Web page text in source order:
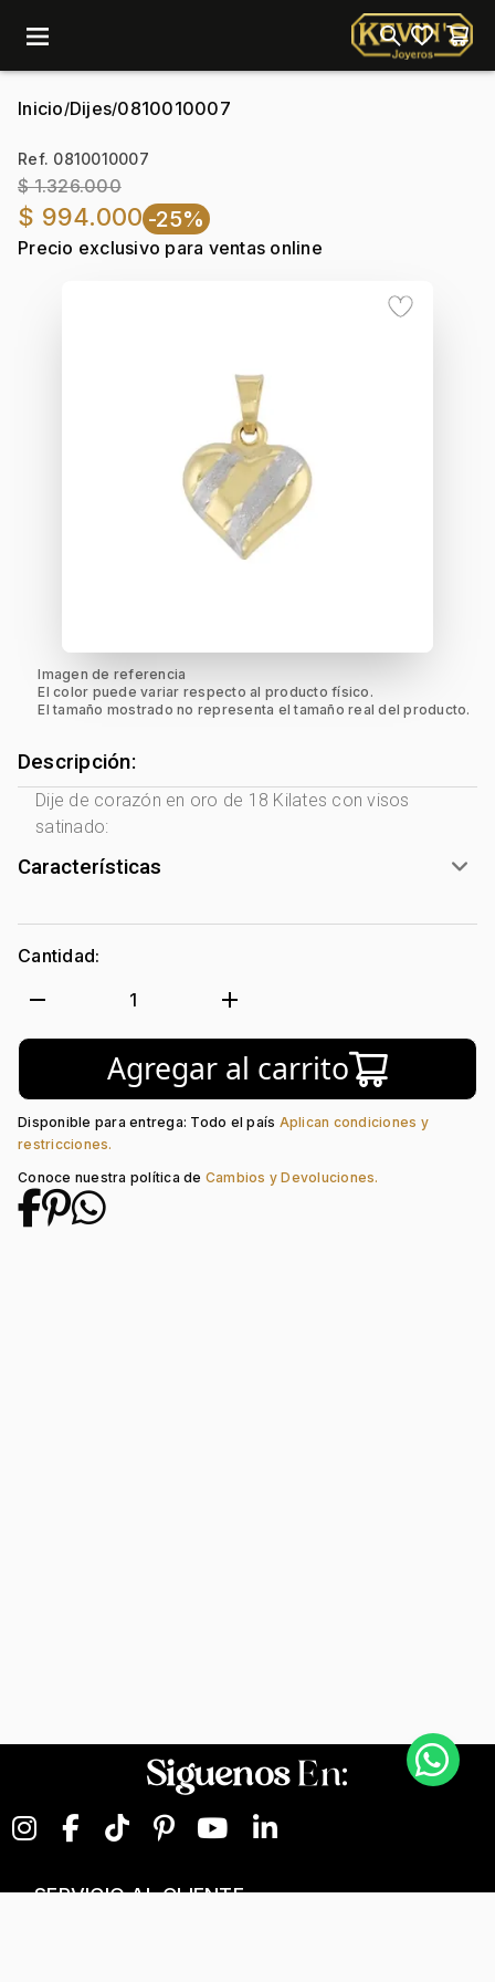
menu
Inicio/Dijes/0810010007
Ref. 0810010007
$ 1.326.000
$ 994.000 -25%
Precio exclusivo para ventas online
Imagen de referencia
El color puede variar respecto al producto físico.
El tamaño mostrado no representa el tamaño real del producto.
Descripción:
Dije de corazón en oro de 18 Kilates con visos
satinado:
Características
Género: Mujer
Tono Metal:
Metal: Oro 18 Kilates
Corazón
Colección: Ninguno
Cantidad:
remove 1 add
Agregar al carrito
Disponible para entrega: Todo el país Aplican condiciones y
restricciones.
Conoce nuestra política de Cambios y Devoluciones.
SiguenosEn:
SERVICIO AL CLIENTE